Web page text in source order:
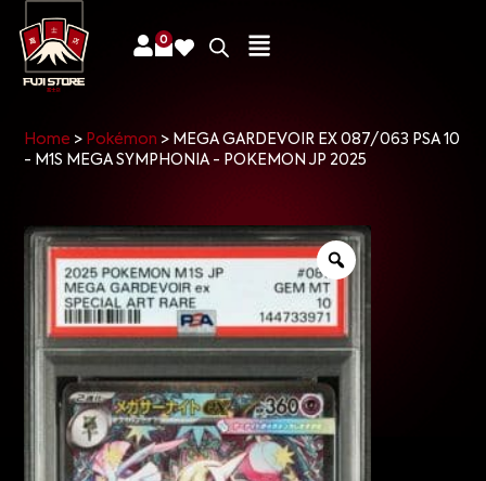
0
Home > Pokémon > MEGA GARDEVOIR EX 087/063 PSA 10
- M1S MEGA SYMPHONIA - POKEMON JP 2025